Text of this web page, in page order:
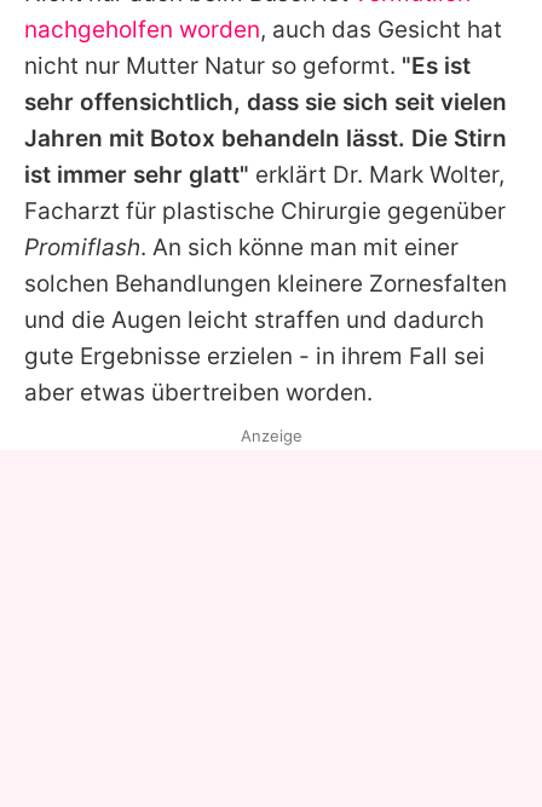
nachgeholfen worden, auch das Gesicht hat
nicht nur Mutter Natur so geformt. "Es ist
sehr offensichtlich, dass sie sich seit vielen
Jahren mit Botox behandeln lässt. Die Stirn
ist immer sehr glatt" erklärt Dr. Mark Wolter,
Facharzt für plastische Chirurgie gegenüber
Promiflash. An sich könne man mit einer
solchen Behandlungen kleinere Zornesfalten
und die Augen leicht straffen und dadurch
gute Ergebnisse erzielen - in ihrem Fall sei
aber etwas übertreiben worden.
Anzeige